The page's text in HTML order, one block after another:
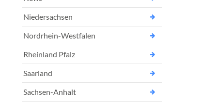
Niedersachsen
Nordrhein-Westfalen
Rheinland Pfalz
Saarland
Sachsen-Anhalt